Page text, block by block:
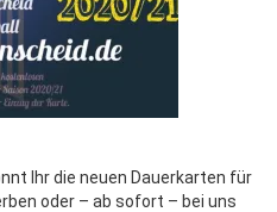
Ihr die neuen Dauerkarten für
oder – ab sofort – bei uns